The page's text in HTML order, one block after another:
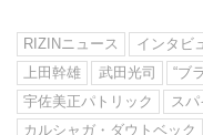
RIZINニュース インタビ
上田幹雄
武田光司
“ブ
宇佐美正パトリック
ス
カルシャガ・ダウトベック